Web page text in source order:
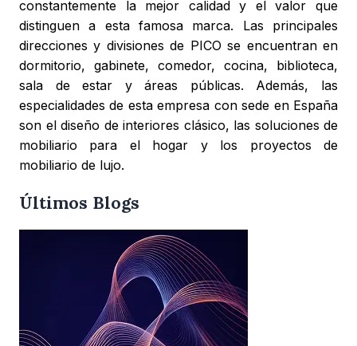
constantemente la mejor calidad y el valor que
distinguen a esta famosa marca. Las principales
direcciones y divisiones de PICO se encuentran en
dormitorio, gabinete, comedor, cocina, biblioteca,
sala de estar y áreas públicas. Además, las
especialidades de esta empresa con sede en España
son el diseño de interiores clásico, las soluciones de
mobiliario para el hogar y los proyectos de
mobiliario de lujo.
Últimos Blogs